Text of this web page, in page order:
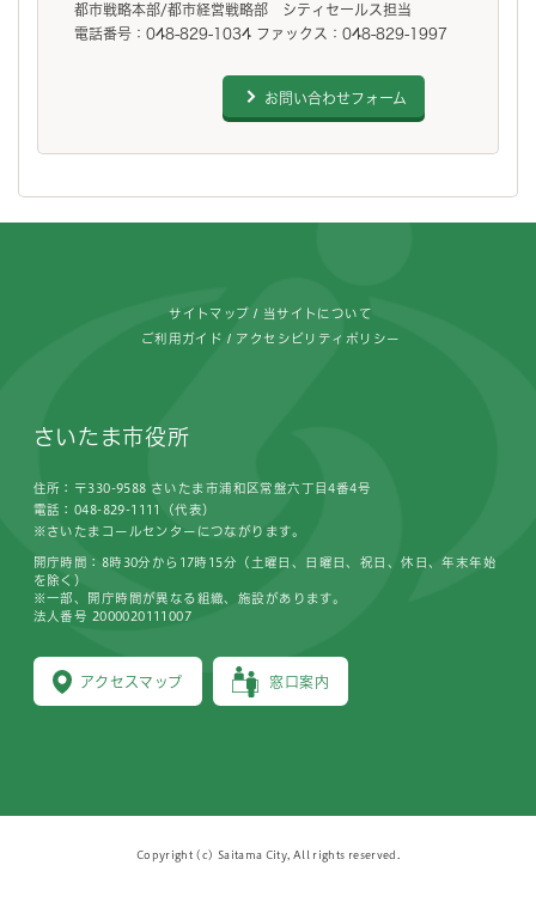
都市戦略本部/都市経営戦略部 シティセールス担当
電話番号：048-829-1034 ファックス：048-829-1997
お問い合わせフォーム
サイトマップ 当サイトについて
ご利用ガイド アクセシビリティポリシー
さいたま市役所
住所：〒330-9588 さいたま市浦和区常盤六丁目4番4号
電話：048-829-1111（代表）
※さいたまコールセンターにつながります。
アクセスマップ 窓口案内
開庁時間：8時30分から17時15分（土曜日、日曜日、祝日、休日、年末年始
を除く）
※一部、開庁時間が異なる組織、施設があります。
法人番号 2000020111007
Copyright (c) Saitama City, All rights reserved.